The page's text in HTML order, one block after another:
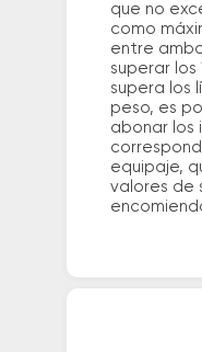
que no
como
entre
superar los
supera los
peso, es
abonar los
equipaje,
valores de